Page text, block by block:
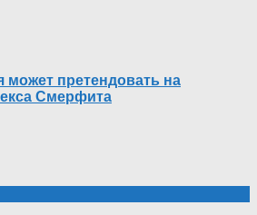
может претендовать на
Смерфита